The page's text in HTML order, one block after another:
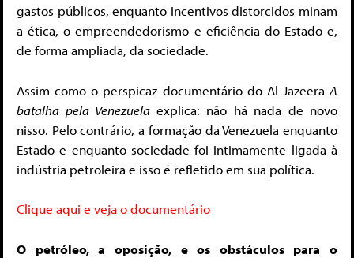
gastos públicos, enquanto incentivos distorcidos minam
a ética, o empreendedorismo e eficiência do Estado e,
de forma ampliada, da sociedade.
Assim como o perspicaz documentário do Al Jazeera A
batalha pela Venezuela explica: não há nada de novo
nisso. Pelo contrário, a formação da Venezuela enquanto
Estado e enquanto sociedade foi intimamente ligada à
indústria petroleira e isso é refletido em sua política.
Clique aqui e veja o documentário
O petróleo, a oposição, e os obstáculos para o